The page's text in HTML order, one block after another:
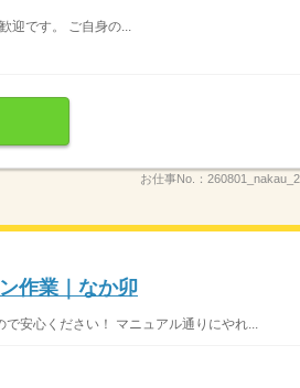
迎です。 ご自身の...
お仕事No.：
作業｜なか卯
安心ください！ マニュアル通りにやれ...